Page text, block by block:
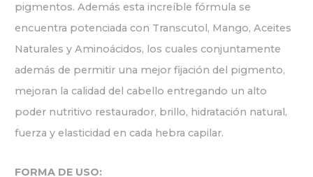
pigmentos. Además esta increíble fórmula se
encuentra potenciada con Transcutol, Mango, Aceites
Naturales y Aminoácidos, los cuales conjuntamente
además de permitir una mejor fijación del pigmento,
mejoran la calidad del cabello entregando un alto
poder nutritivo restaurador, brillo, hidratación natural,
fuerza y elasticidad en cada hebra capilar.
FORMA DE USO: